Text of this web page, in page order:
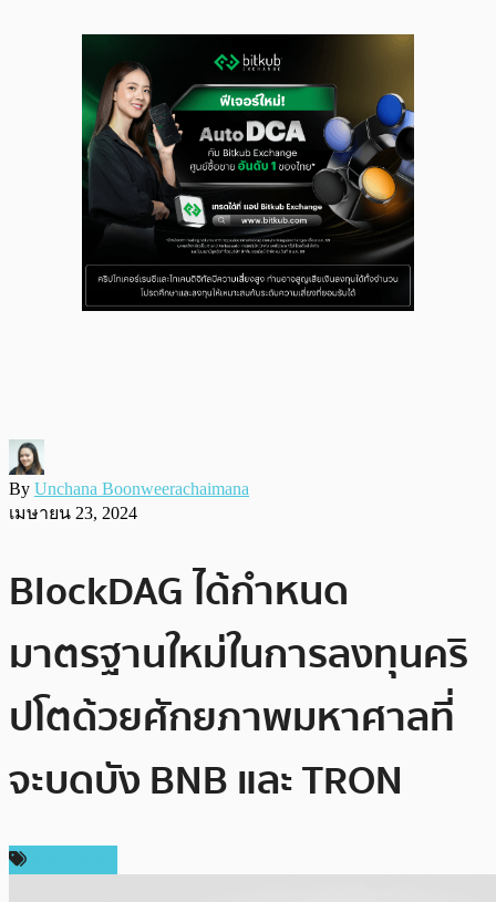
By Unchana Boonweerachaimana
เมษายน 23, 2024
BlockDAG ได้กำหนด
มาตรฐานใหม่ในการลงทุนคริ
ปโตด้วยศักยภาพมหาศาลที่
จะบดบัง BNB และ TRON